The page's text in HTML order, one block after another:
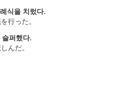
식을 치렀다.
行った。
슬퍼했다.
んだ。